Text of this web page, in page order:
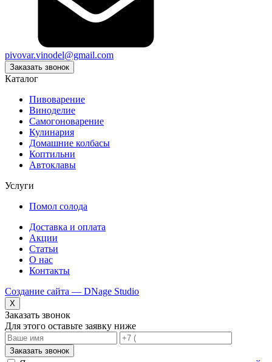
pivovar.vinodel@gmail.com
Заказать звонок
Каталог
Пивоварение
Виноделие
Самогоноварение
Кулинария
Домашние колбасы
Коптильни
Автоклавы
Услуги
Помол солода
Доставка и оплата
Акции
Статьи
О нас
Контакты
Создание сайта — DNage Studio
X
Заказать звонок
Для этого оставьте заявку ниже
Заказать звонок